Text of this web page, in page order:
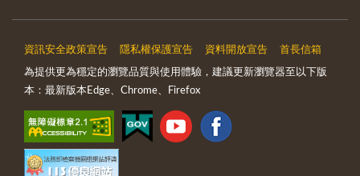
資訊安全政策宣告 隱私權保護宣告 資料開放宣告 首長信箱
為提供更為穩定的瀏覽品質與使用體驗，建議更新瀏覽器至以下版
本：最新版本Edge、Chrome、Firefox